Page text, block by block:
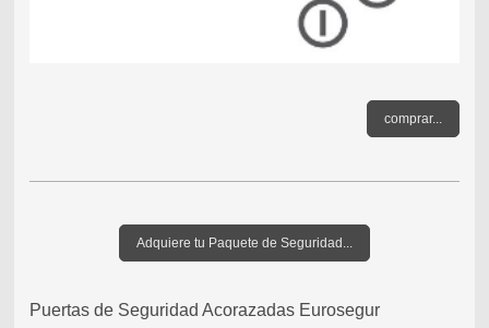
comprar...
Adquiere tu Paquete de Seguridad...
Puertas de Seguridad Acorazadas Eurosegur